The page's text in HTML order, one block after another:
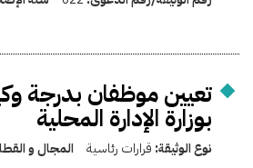
تعيين موظفان بدرجة
بوزارة الإدارة المحلية
نوع الوثيقة: قرارات رئاسية المجال و